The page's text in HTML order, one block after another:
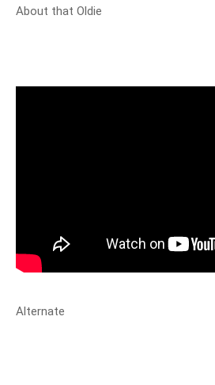
About that Oldie
Alternate